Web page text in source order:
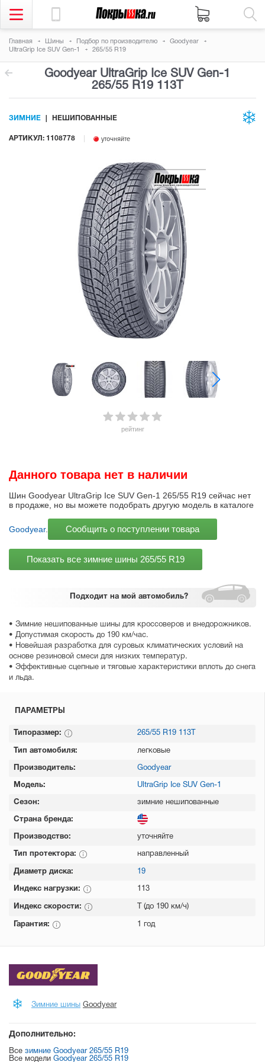
Главная Шины Подбор по производителю
Goodyear
UltraGrip Ice SUV Gen-1
265/55 R19
Goodyear UltraGrip Ice SUV Gen-1
265/55 R19 113T
рейтинг
АРТИКУЛ: 1108778 уточняйте
ЗИМНИЕ НЕШИПОВАННЫЕ
Подходит на мой автомобиль?
• Зимние нешипованные шины для кроссоверов и внедорожников.
• Допустимая скорость до 190 км/час.
• Новейшая разработка для суровых климатических условий на
основе резиновой смеси для низких температур.
• Эффективные сцепные и тяговые характеристики вплоть до снега
и льда.
Данного товара нет в наличии
Шин Goodyear UltraGrip Ice SUV Gen-1 265/55 R19 сейчас нет
в продаже, но вы можете подобрать другую модель в каталоге
Goodyear. Сообщить о поступлении товара
Показать все зимние шины 265/55 R19
ПАРАМЕТРЫ
Типоразмер: 265/55 R19 113T
Тип автомобиля: легковые
Производитель: Goodyear
Модель: UltraGrip Ice SUV Gen-1
Сезон: зимние нешипованные
Страна бренда:
Производство: уточняйте
Тип протектора: направленный
Диаметр диска: 19
Индекс нагрузки: 113
Индекс скорости: T (до 190 км/ч)
Гарантия: 1 год
Зимние шины Goodyear
Дополнительно:
Все зимние Goodyear 265/55 R19
Все модели Goodyear 265/55 R19